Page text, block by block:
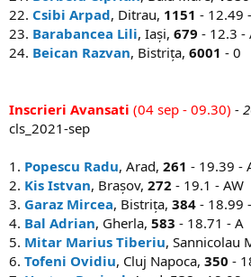
22. Csibi Arpad, Ditrau, 1151 - 12.49
23. Barabancea Lili, Iași, 679 - 12.3 -
24. Beican Razvan, Bistrița, 6001 - 0
Inscrieri Avansati (04 sep - 09.30) -
cls_2021-sep
1. Popescu Radu, Arad, 261 - 19.39 -
2. Kis Istvan, Brașov, 272 - 19.1 - AW
3. Garaz Mircea, Bistrița, 384 - 18.99
4. Bal Adrian, Gherla, 583 - 18.71 - A
5. Mitar Marius Tiberiu, Sannicolau
6. Tofeni Ovidiu, Cluj Napoca, 350 -